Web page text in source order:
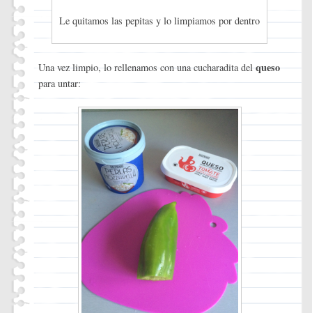
Le quitamos las pepitas y lo limpiamos por dentro
Una vez limpio, lo rellenamos con una cucharadita delqueso
para untar: